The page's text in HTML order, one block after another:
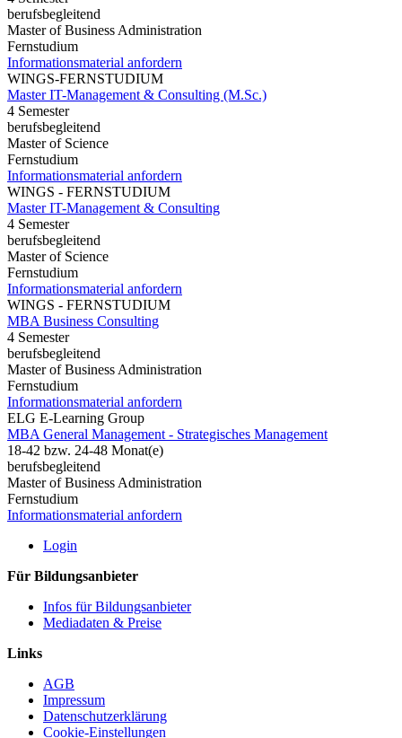
berufsbegleitend
Master of Business Administration
Fernstudium
Informationsmaterial anfordern
WINGS-FERNSTUDIUM
Master IT-Management & Consulting (M.Sc.)
4 Semester
berufsbegleitend
Master of Science
Fernstudium
Informationsmaterial anfordern
WINGS - FERNSTUDIUM
Master IT-Management & Consulting
4 Semester
berufsbegleitend
Master of Science
Fernstudium
Informationsmaterial anfordern
WINGS - FERNSTUDIUM
MBA Business Consulting
4 Semester
berufsbegleitend
Master of Business Administration
Fernstudium
Informationsmaterial anfordern
ELG E-Learning Group
MBA General Management - Strategisches Management
18-42 bzw. 24-48 Monat(e)
berufsbegleitend
Master of Business Administration
Fernstudium
Informationsmaterial anfordern
Login
Für Bildungsanbieter
Infos für Bildungsanbieter
Mediadaten & Preise
Links
AGB
Impressum
Datenschutzerklärung
Cookie-Einstellungen